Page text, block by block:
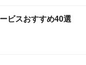
ビスおすすめ40選